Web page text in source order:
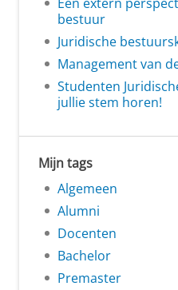
bestuur
Juridische
Management van
Studenten
jullie stem horen!
Mijn tags
Algemeen
Alumni
Docenten
Bachelor
Premaster